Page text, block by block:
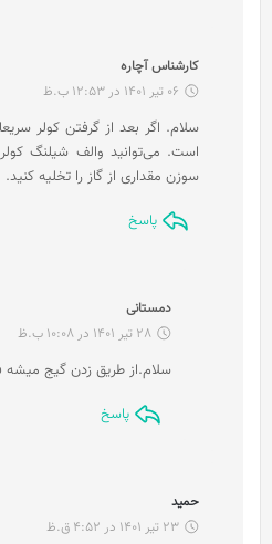
کارشناس آچاره
ف
ت
06 تیر 1401 در 12:53 ب.ظ
سلام. اگر بعد از گرفتن کولر
است. می‌توانید والف شیلنگ
سوزن مقداری از گاز را تخلیه کنید.
پاسخ
دمستانی
ف
ت
28 تیر 1401 در 10:08 ب.ظ
سلام.از طریق زدن گیج میشه
پاسخ
حمید
ف
23 تیر 1401 در 4:52 ق.ظ